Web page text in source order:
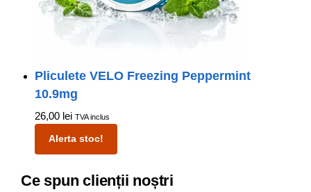
Pliculete VELO Freezing Peppermint
10.9mg
26,00 lei TVA inclus
Alerta stoc!
Ce spun clienții noștri